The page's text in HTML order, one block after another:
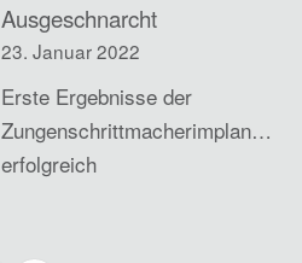
Ausgeschnarcht
23. Januar 2022
Erste Ergebnisse der
Zungenschrittmacherimplantation
erfolgreich